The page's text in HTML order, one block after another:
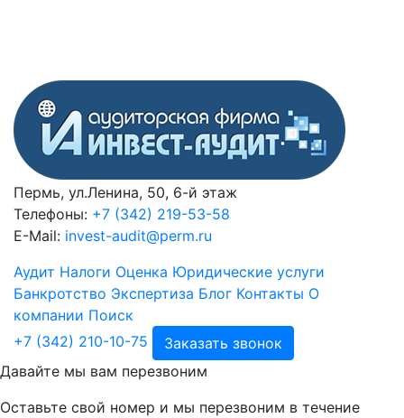
Пермь, ул.Ленина, 50, 6-й этаж
Телефоны: +7 (342) 219-53-58
E-Mail: invest-audit@perm.ru
Аудит Налоги Оценка Юридические услуги
Банкротство Экспертиза Блог Контакты О
компании Поиск
+7 (342) 210-10-75
Заказать звонок
Давайте мы вам перезвоним
Оставьте свой номер и мы перезвоним в течение